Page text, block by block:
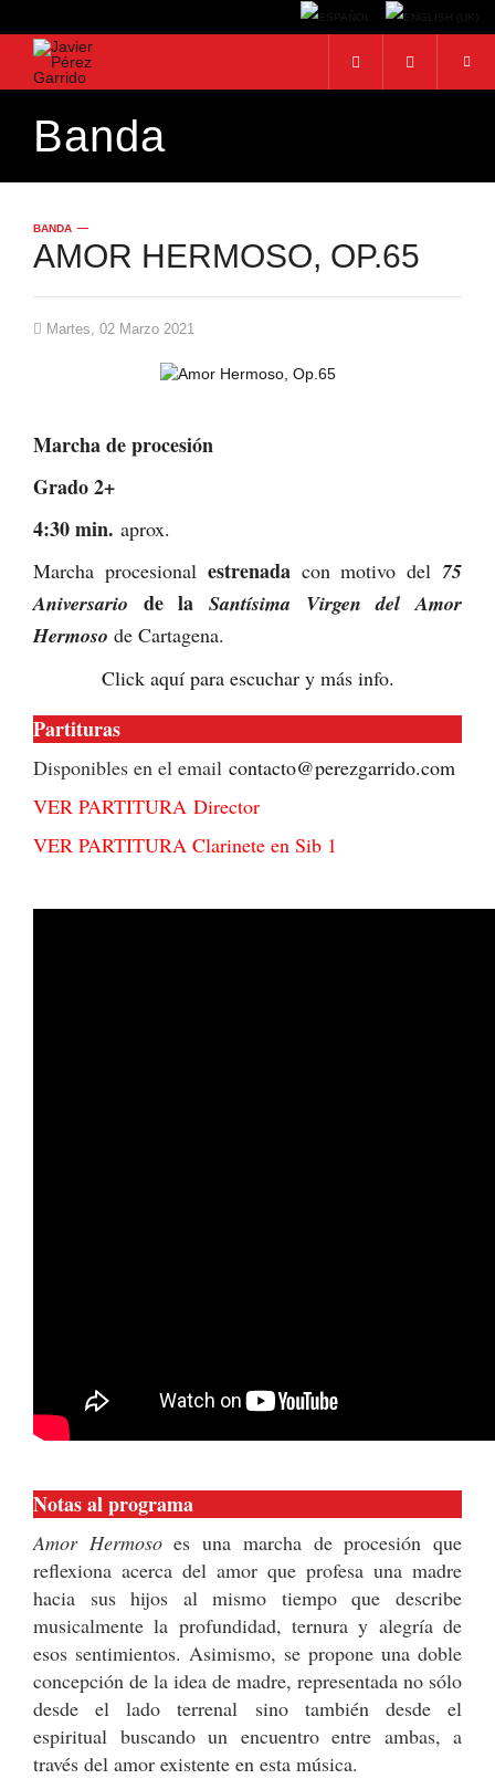
BUSCAR
Banda
BANDA
AMOR HERMOSO, OP.65
Martes, 02 Marzo 2021
Marcha de procesión
Grado 2+
4:30 min. aprox.
Marcha procesional estrenadacon motivo del 75
Aniversario de la Santísima Virgen del Amor
Hermoso de Cartagena.
Click aquí para escuchar y más info.
Partituras
Disponibles en el email contacto@perezgarrido.com
VER PARTITURA Director
VER PARTITURA Clarinete en Sib 1
Notas al programa
Amor Hermosoes una marcha de procesión que
reflexiona acerca del amor que profesa una madre
hacia sus hijos al mismo tiempo que describe
musicalmente la profundidad, ternura y alegría de
esos sentimientos. Asimismo, se propone una doble
concepción de la idea de madre, representada no sólo
desde el lado terrenal sino también desde el
espiritual buscando un encuentro entre ambas, a
través del amor existente en esta música.